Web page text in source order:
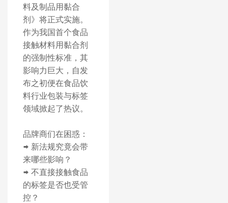
料及制品用黏合
剂》将正式实施。
作为我国首个食品
接触材料用黏合剂
的强制性标准，其
影响力巨大，自发
布之初便在食品饮
料行业包装与标签
领域掀起了热议。
品牌商们在困惑：
➡️ 新法规究竟会带
来哪些影响？
➡️ 不直接接触食品
的标签是否也受管
控？